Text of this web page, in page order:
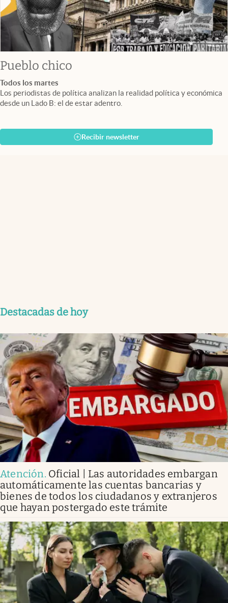
Pueblo chico
Todos los martes
Los periodistas de política analizan la realidad política y económica
desde un Lado B: el de estar adentro.
Recibir newsletter
Destacadas de hoy
Atención. Oficial | Las autoridades embargan
automáticamente las cuentas bancarias y
bienes de todos los ciudadanos y extranjeros
que hayan postergado este trámite